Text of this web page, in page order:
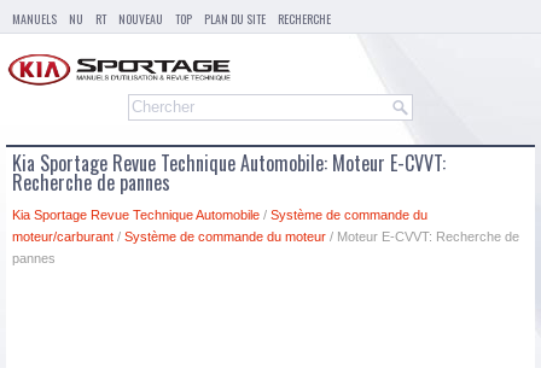
MANUELS NU RT NOUVEAU TOP PLAN DU SITE RECHERCHE
Kia Sportage Revue Technique Automobile: Moteur E-CVVT:
Recherche de pannes
Kia Sportage Revue Technique Automobile / Système de commande du
moteur/carburant / Système de commande du moteur / Moteur E-CVVT: Recherche de
pannes